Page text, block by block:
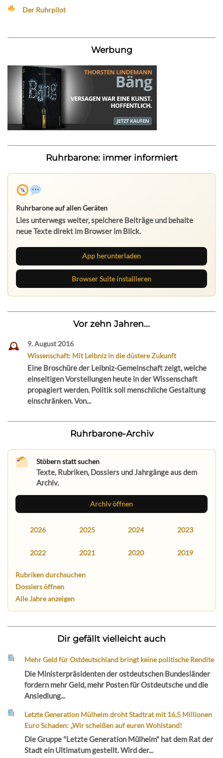
Der Ruhrpilot
Werbung
Ruhrbarone: immer informiert
Ruhrbarone auf allen Geräten
Lies unterwegs weiter, speichere Beiträge und behalte
neue Texte direkt im Browser im Blick.
App herunterladen
Browser Suite installieren
Vor zehn Jahren...
9. August 2016
Wissenschaft: Mit Leibniz in die düstere Zukunft
Eine Broschüre der Leibniz-Gemeinschaft zeigt, welche
einseitigen Vorstellungen heute in der Wissenschaft
propagiert werden. Politik soll menschliche Gestaltung
einschränken. Von...
Ruhrbarone-Archiv
Stöbern statt suchen
Texte, Rubriken, Dossiers und Jahrgänge aus dem
Archiv.
Archiv öffnen
2026 2025 2024 2023
2022 2021 2020 2019
Rubriken durchsuchen
Dossiers öffnen
Alle Jahre anzeigen
Dir gefällt vielleicht auch
Mehr Geld für Ostdeutschland bringt keine politische Rendite
Die Ministerpräsidenten der ostdeutschen Bundesländer
fordern mehr Geld, mehr Posten für Ostdeutsche und die
Ansiedlung...
Letzte Generation Mülheim droht Stadtrat mit 16,5 Millionen
Euro Schaden: „Wir scheißen auf euren Wohlstand!
Die Gruppe "Letzte Generation Mülheim" hat dem Rat der
Stadt ein Ultimatum gestellt. Wird der...